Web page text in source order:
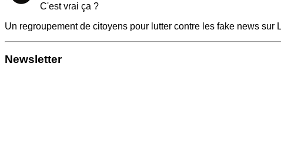
C'est vrai ça ?
Un regroupement de citoyens pour lutter contre les fake news sur
Newsletter